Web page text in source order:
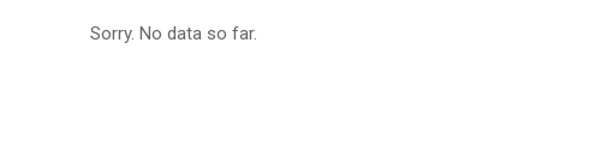
Sorry. No data so far.